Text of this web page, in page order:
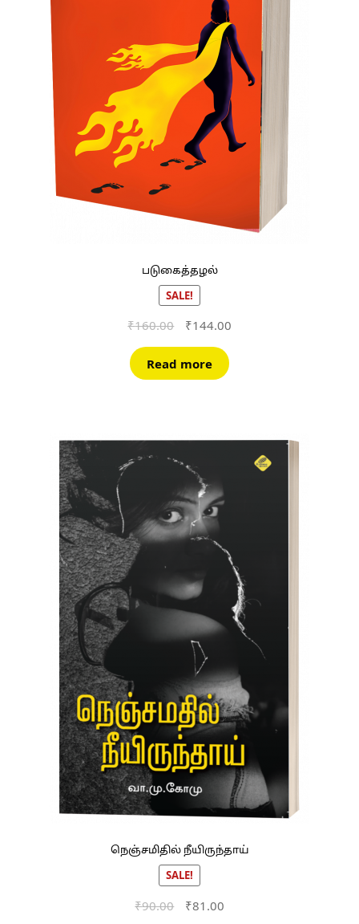
படுகைத்தழல்
SALE!
₹160.00
Original
was:
₹160.00.
₹144.00Current
Read more
நெஞ்சமிதில் நீயிருந்தாய்
SALE!
₹90.00
Original
₹81.00Current